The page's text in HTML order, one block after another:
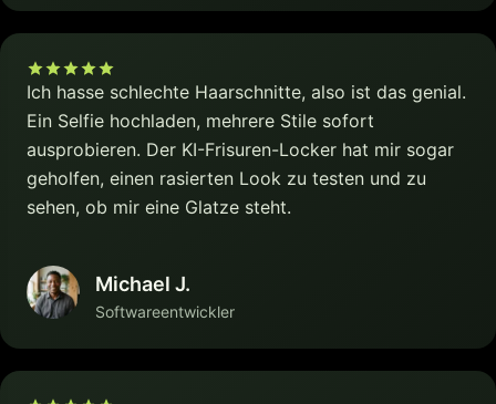
Ich hasse schlechte Haarschnitte, also ist das genial.
Ein Selfie hochladen, mehrere Stile sofort
ausprobieren. Der KI-Frisuren-Locker hat mir sogar
geholfen, einen rasierten Look zu testen und zu
sehen, ob mir eine Glatze steht.
Michael J.
Softwareentwickler